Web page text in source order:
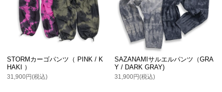
STORMカーゴパンツ（ PINK / K
HAKI ）
31,900円(税込)
SAZANAMIサルエルパンツ（GRA
Y / DARK GRAY)
31,900円(税込)